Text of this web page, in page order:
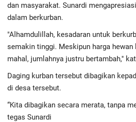
Politik
Hukum & Kriminal
Internasional
Advertorial
Monologis TV
dan masyarakat. Sunardi
dalam berkurban.
"Alhamdulillah, kesadaran untuk
semakin tinggi. Meskipun harga hewan
mahal, jumlahnya justru bertambah,"
Daging kurban tersebut dibagikan
di desa tersebut.
“Kita dibagikan secara merata, tanpa
tegas Sunardi